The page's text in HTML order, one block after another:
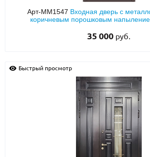
Арт-ММ1547 Входная дверь с
коричневым порошковым
35 000 руб.
Быстрый просмотр